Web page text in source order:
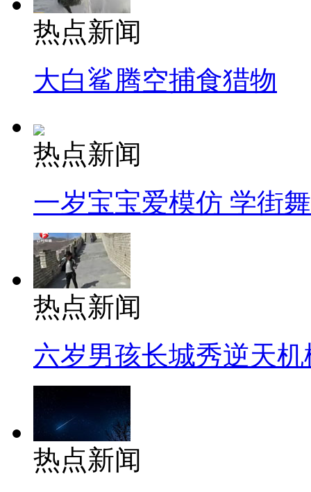
热点新闻
大白鲨腾空捕食猎物
热点新闻
一岁宝宝爱模仿 学街
热点新闻
六岁男孩长城秀逆天机
热点新闻